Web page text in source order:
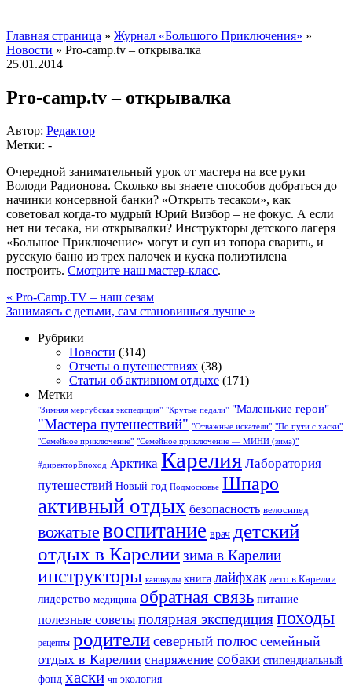
Главная страница » Журнал «Большого Приключения» »
Новости » Pro-camp.tv – открывалка
25.01.2014
Pro-camp.tv – открывалка
Автор: Редактор
Метки: -
Очередной занимательный урок от мастера на все руки
Володи Радионова. Сколько вы знаете способов добраться до
начинки консервной банки? «Открыть тесаком», как
советовал когда-то мудрый Юрий Визбор – не фокус. А если
нет ни тесака, ни открывалки? Инструкторы детского лагеря
«Большое Приключение» могут и суп из топора сварить, и
русскую баню из трех палочек и куска полиэтилена
построить. Смотрите наш мастер-класс.
« Pro-Camp.TV – наш сезам
Занимаясь с детьми, сам становишься лучше »
Рубрики
Новости (314)
Отчеты о путешествиях (38)
Статьи об активном отдыхе (171)
Метки
"Зимняя мергубская экспедиция" "Крутые педали" "Маленькие герои"
"Мастера путешествий" "Отважные искатели" "По пути с хаски"
"Семейное приключение" "Семейное приключение — МИНИ (зима)"
#директорВпоход Арктика Карелия Лаборатория
путешествий Новый год Подмосковье Шпаро
активный отдых безопасность велосипед
вожатые воспитание врач детский
отдых в Карелиизима в Карелии
инструкторы каникулы книга лайфхак лето в Карелии
лидерство медицина обратная связь питание
полезные советы полярная экспедицияпоходы
рецепты родителисеверный полюс семейный
отдых в Карелии снаряжение собаки стипендиальный
фонд хаски чп экология